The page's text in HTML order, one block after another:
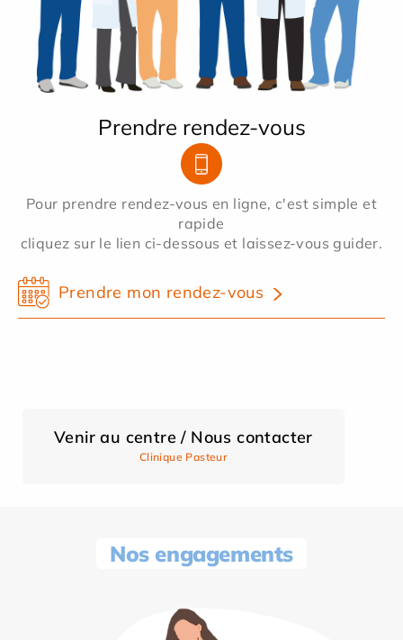
Prendre rendez-vous
Pour prendre rendez-vous en ligne, c'est simple et
rapide
cliquez sur le lien ci-dessous et laissez-vous guider.
Prendre mon rendez-vous
Venir au centre / Nous contacter
Clinique Pasteur
Nos engagements